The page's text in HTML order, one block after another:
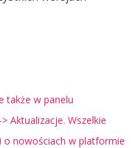
także w panelu
Aktualizacje. Wszelkie
o nowościach w platformie